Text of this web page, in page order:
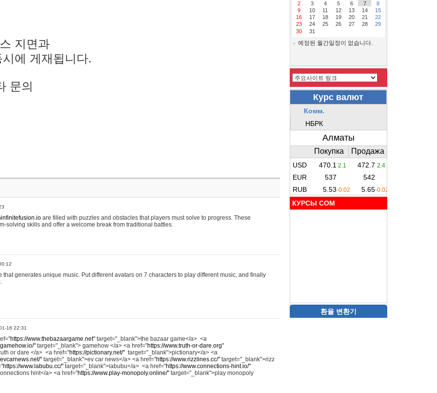
지면과
에 게재됩니다.
문의
are filled with puzzles and obstacles that players must solve to progress. These
solving skills and offer a welcome break from traditional battles.
that generates unique music. Put different avatars on 7 characters to play different music, and finally
16 22:31
https://www.thebazaargame.net" target="_blank">the bazaar game</a> <a
" target="_blank"> gamehow </a> <a href="https://www.truth-or-dare.org"
or dare </a> <a href="https://pictionary.net/" target="_blank">pictionary</a> <a
" target="_blank">ev car news</a> <a href="https://www.rizzlines.cc/" target="_blank">rizz
https://www.labubu.cc/" target="_blank">labubu</a> <a href="https://www.connections-hint.io/"
hint</a> <a href="https://www.play-monopoly.online/" target="_blank">play monopoly
2
3 4 5 6 7
8
9
10 11 12 13 14
15
16
17 18 19 20 21
22
23
24 25 26 27 28
29
30
31
예정된 월간일정이 없습니다.
КУРСЫ COM
환율 변환기